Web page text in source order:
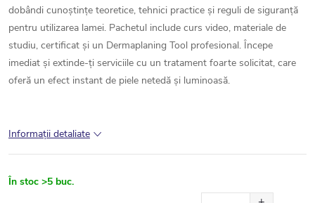
dobândi cunoștințe teoretice, tehnici practice și reguli de siguranță
pentru utilizarea lamei. Pachetul include curs video, materiale de
studiu, certificat și un Dermaplaning Tool profesional. Începe
imediat și extinde-ți serviciile cu un tratament foarte solicitat, care
oferă un efect instant de piele netedă și luminoasă.
Informaţii detaliate
În stoc >5 buc.